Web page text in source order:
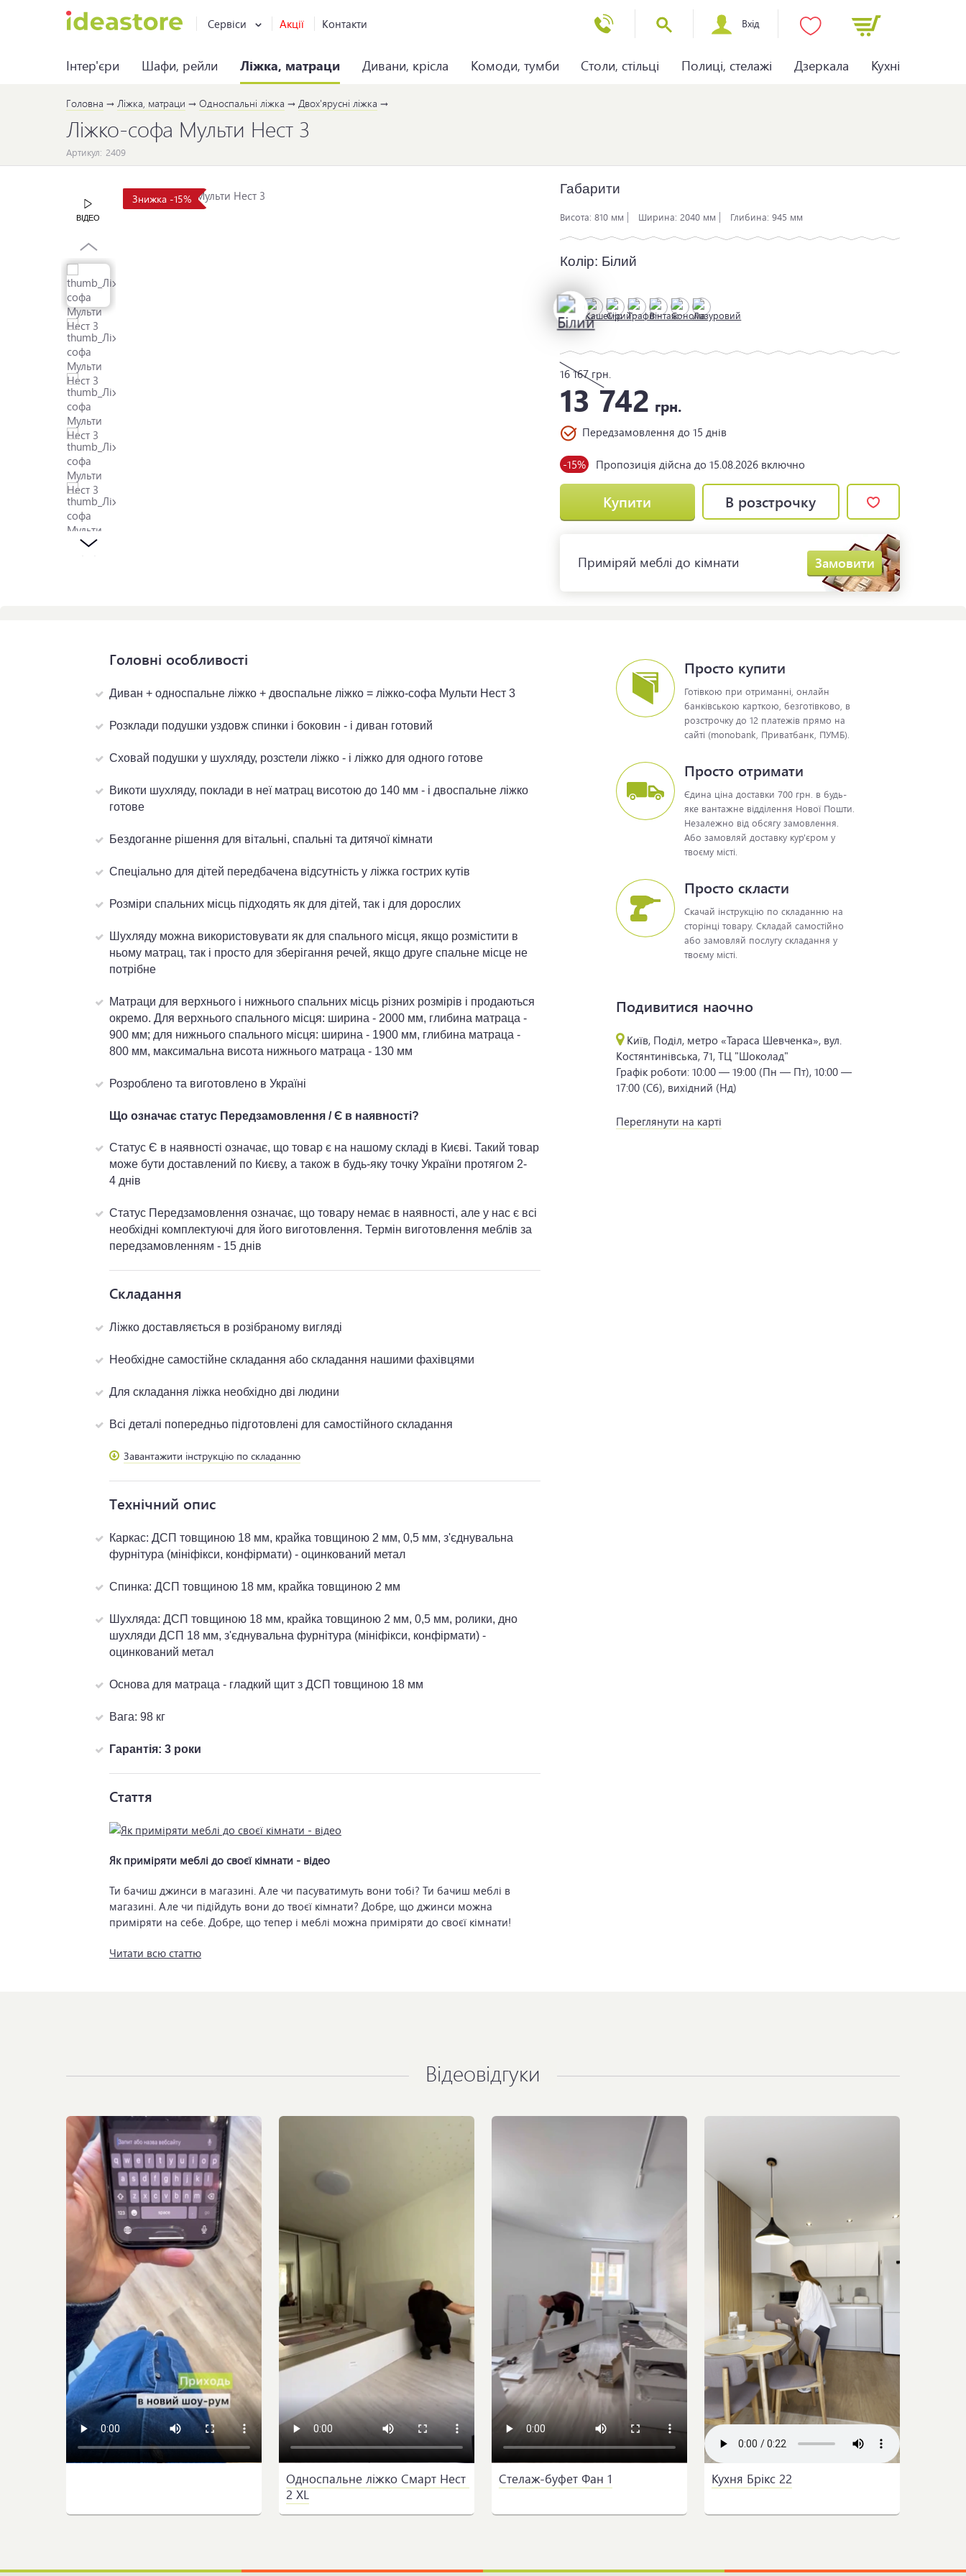
Сервіси Акції Контакти Вхід
Інтер'єри Шафи, рейли Ліжка, матраци Дивани, крісла Комоди, тумби Столи, стільці Полиці, стелажі Дзеркала Кухні
Головна Ліжка, матраци Односпальні ліжка Двох'ярусні ліжка
Ліжко-софа Мульти Нест 3
Артикул: 2409
ВІДЕО
Знижка -15%
Габарити
Висота: 810 мм Ширина: 2040 мм Глибина: 945 мм
Колір: Білий
16 167 грн.
13 742грн.
Передзамовленнядо 15 днів
-15% Пропозиція дійсна до 15.08.2026 включно
Купити В розстрочку
Приміряй меблі до кімнати Замовити
Головні особливості
Диван + односпальне ліжко + двоспальне ліжко = ліжко-софа Мульти Нест 3
Розклади подушки уздовж спинки і боковин - і диван готовий
Сховай подушки у шухляду, розстели ліжко - і ліжко для одного готове
Викоти шухляду, поклади в неї матрац висотою до 140 мм - і двоспальне ліжко
готове
Бездоганне рішення для вітальні, спальні та дитячої кімнати
Спеціально для дітей передбачена відсутність у ліжка гострих кутів
Розміри спальних місць підходять як для дітей, так і для дорослих
Шухляду можна використовувати як для спального місця, якщо розмістити в
ньому матрац, так і просто для зберігання речей, якщо друге спальне місце не
потрібне
Матраци для верхнього і нижнього спальних місць різних розмірів і продаються
окремо. Для верхнього спального місця: ширина - 2000 мм, глибина матраца -
900 мм; для нижнього спального місця: ширина - 1900 мм, глибина матраца -
800 мм, максимальна висота нижнього матраца - 130 мм
Розроблено та виготовлено в Україні
Що означає статус Передзамовлення / Є в наявності?
Статус Є в наявності означає, що товар є на нашому складі в Києві. Такий товар
може бути доставлений по Києву, а також в будь-яку точку України протягом 2-
4 днів
Статус Передзамовлення означає, що товару немає в наявності, але у нас є всі
необхідні комплектуючі для його виготовлення. Термін виготовлення меблів за
передзамовленням - 15 днів
Складання
Ліжко доставляється в розібраному вигляді
Необхідне самостійне складання або складання нашими фахівцями
Для складання ліжка необхідно дві людини
Всі деталі попередньо підготовлені для самостійного складання
Завантажити інструкцію по складанню
Технічний опис
Каркас: ДСП товщиною 18 мм, крайка товщиною 2 мм, 0,5 мм, з'єднувальна
фурнітура (мініфікси, конфірмати) - оцинкований метал
Спинка: ДСП товщиною 18 мм, крайка товщиною 2 мм
Шухляда: ДСП товщиною 18 мм, крайка товщиною 2 мм, 0,5 мм, ролики, дно
шухляди ДСП 18 мм, з'єднувальна фурнітура (мініфікси, конфірмати) -
оцинкований метал
Основа для матраца - гладкий щит з ДСП товщиною 18 мм
Вага: 98 кг
Гарантія: 3 роки
Стаття
Як приміряти меблі до своєї кімнати - відео
Читати всю статтю
Просто купити
Готівкою при отриманні, онлайн
банківською карткою, безготівково, в
розстрочку до 12 платежів прямо на
сайті (monobank, Приватбанк, ПУМБ).
Просто отримати
Єдина ціна доставки 700 грн. в будь-
яке вантажне відділення Нової Пошти.
Незалежно від обсягу замовлення.
Або замовляй доставку кур'єром у
твоєму місті.
Просто скласти
Скачай інструкцію по складанню на
сторінці товару. Складай самостійно
або замовляй послугу складання у
твоєму місті.
Подивитися наочно
Київ, Поділ, метро «Тараса Шевченка», вул.
Костянтинівська, 71, ТЦ "Шоколад"
Графік роботи: 10:00 — 19:00 (Пн — Пт), 10:00 —
17:00 (Сб), вихідний (Нд)
Переглянути на карті
Відеовідгуки
Односпальне ліжко Смарт Нест
2 XL
Стелаж-буфет Фан 1 Кухня Брікс 22